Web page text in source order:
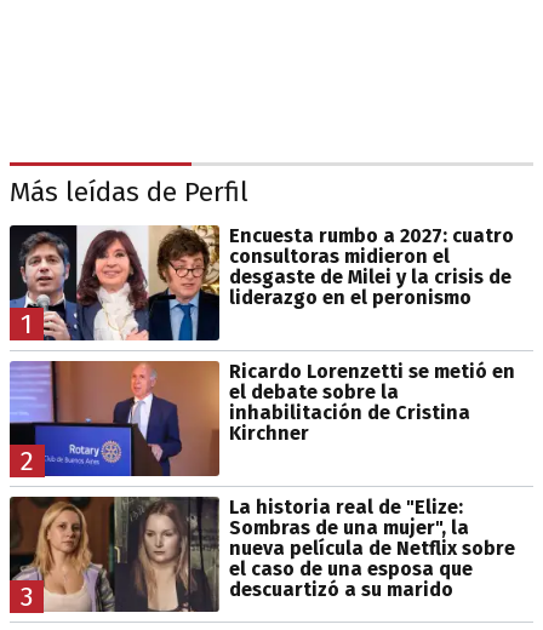
Más leídas de Perfil
1
Encuesta rumbo a 2027: cuatro
consultoras midieron el
desgaste de Milei y la crisis de
liderazgo en el peronismo
2
Ricardo Lorenzetti se metió en
el debate sobre la
inhabilitación de Cristina
Kirchner
3
La historia real de "Elize:
Sombras de una mujer", la
nueva película de Netflix sobre
el caso de una esposa que
descuartizó a su marido